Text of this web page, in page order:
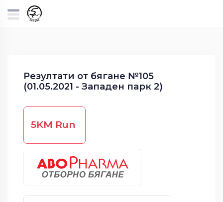
Резултати от бягане №105
(01.05.2021 - Западен парк 2)
5KM Run